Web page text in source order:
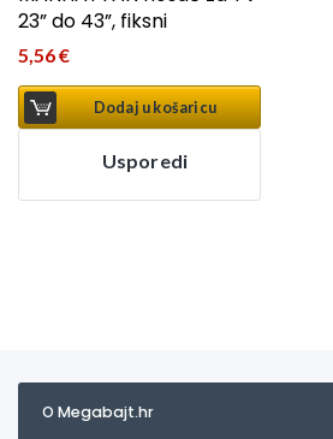
23” do 43”, fiksni
5,56€
Dodaj u košaricu
Usporedi
O Megabajt.hr